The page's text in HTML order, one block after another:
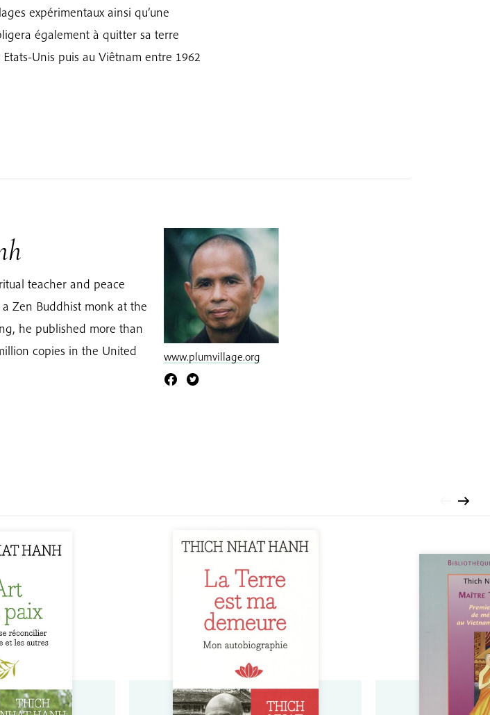
expérimentaux ainsi qu’une
également à quitter sa terre
Unis puis au Viêtnam entre 1962
teacher and peace
Zen Buddhist monk at the
he published more than
copies in the United
www.plumvillage.org